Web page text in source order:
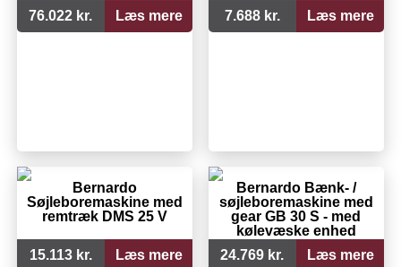
76.022 kr.
Læs mere 7.688 kr. Læs mere
Bernardo
Søjleboremaskine med
remtræk DMS 25 V
15.113 kr. Læs mere
Bernardo Bænk- /
søjleboremaskine med
gear GB 30 S - med
kølevæske enhed
24.769 kr.
Læs mere